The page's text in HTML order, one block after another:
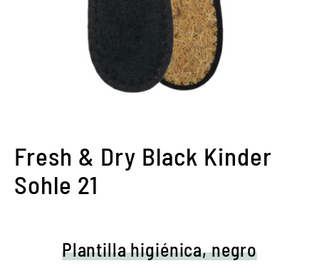
Fresh & Dry Black Kinder
Sohle 21
Plantilla higiénica, negro